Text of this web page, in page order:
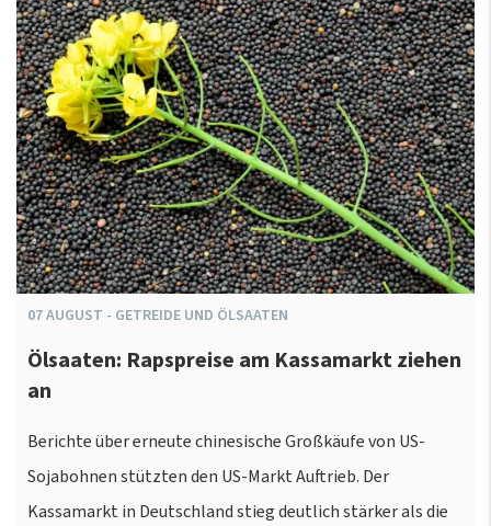
07AUGUST - GETREIDE UND ÖLSAATEN
Ölsaaten: Rapspreise am Kassamarkt ziehen
an
Berichte über erneute chinesische Großkäufe von US-
Sojabohnen stützten den US-Markt Auftrieb. Der
Kassamarkt in Deutschland stieg deutlich stärker als die